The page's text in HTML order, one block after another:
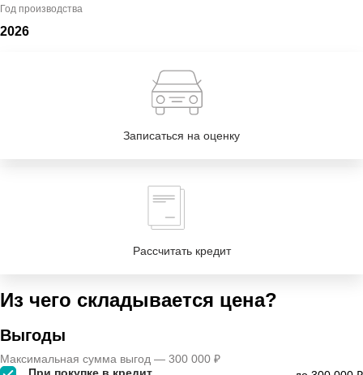
Год производства
2026
Записаться на оценку
Рассчитать кредит
Из чего складывается цена?
Выгоды
Максимальная сумма выгод — 300 000 ₽